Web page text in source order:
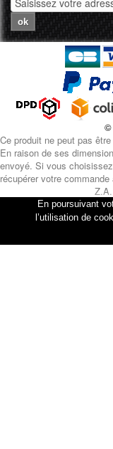
En poursuivant
l’utilisation de
ok
©
Ce produit ne peut pas
En raison de ses
envoyé. Si vous
récupérer votre
rue
Ajouter